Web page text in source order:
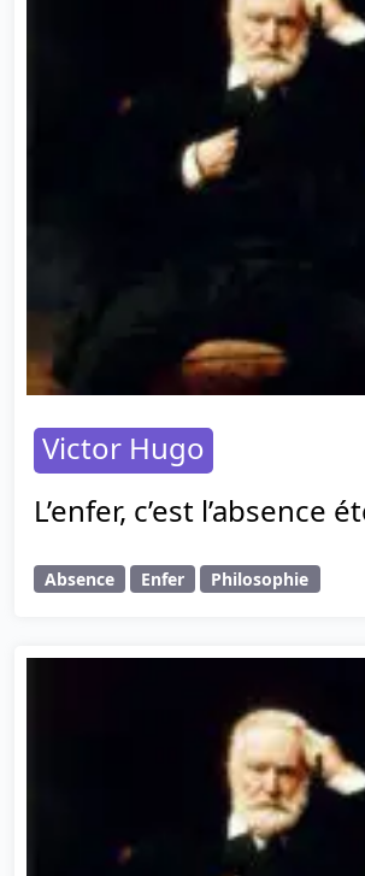
Victor Hugo
L’enfer, c’est l’absence
Absence Enfer Philosophie